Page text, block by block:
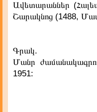
Ավետարաններ
Շարակնոց (1488,
Գրակ.
Մանր
1951: